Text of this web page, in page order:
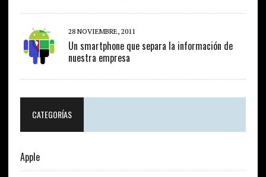
28 NOVIEMBRE, 2011
Un smartphone que separa la información de
nuestra empresa
CATEGORÍAS
Apple